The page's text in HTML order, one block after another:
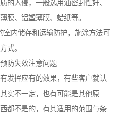
的入侵，一般选用油密封性好、
膜、铝塑薄膜、蜡纸等。
室内储存和运输防护，施涂方法可
式。
防失效注意问题
发挥应有的效果，有些客户就认
实不一定，也有可能是其他原
都不是的，有其适用的范围与条